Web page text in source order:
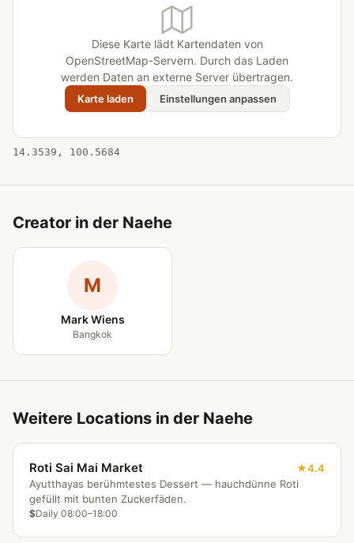
Diese Karte lädt Kartendaten von
OpenStreetMap-Servern. Durch das Laden
werden Daten an externe Server übertragen.
Karte laden Einstellungen anpassen
14.3539, 100.5684
Creator in der Naehe
M
Mark Wiens
Bangkok
Weitere Locations in der Naehe
Roti Sai Mai Market
4.4
Ayutthayas berühmtestes Dessert — hauchdünne Roti
gefüllt mit bunten Zuckerfäden.
$Daily 08:00–18:00